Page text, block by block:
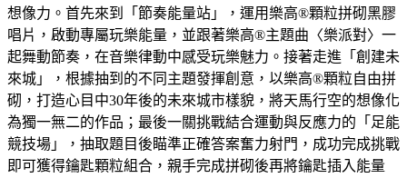
想像力。首先來到「節奏能量站」，運用樂高®顆粒拼砌黑膠
唱片，啟動專屬玩樂能量，並跟著樂高®主題曲〈樂派對〉一
起舞動節奏，在音樂律動中感受玩樂魅力。接著走進「創建未
來城」，根據抽到的不同主題發揮創意，以樂高®顆粒自由拼
砌，打造心目中30年後的未來城市樣貌，將天馬行空的想像化
為獨一無二的作品；最後一關挑戰結合運動與反應力的「足能
競技場」，抽取題目後瞄準正確答案奮力射門，成功完成挑戰
即可獲得鑰匙顆粒組合，親手完成拼砌後再將鑰匙插入能量